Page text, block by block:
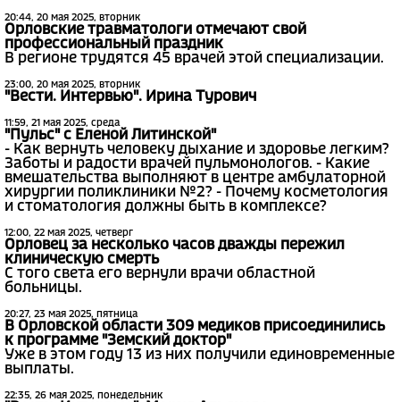
20:44, 20 мая 2025, вторник
Орловские травматологи отмечают свой
профессиональный праздник
В регионе трудятся 45 врачей этой специализации.
23:00, 20 мая 2025, вторник
"Вести. Интервью". Ирина Турович
11:59, 21 мая 2025, среда
"Пульс" с Еленой Литинской"
- Как вернуть человеку дыхание и здоровье легким?
Заботы и радости врачей пульмонологов. - Какие
вмешательства выполняют в центре амбулаторной
хирургии поликлиники №2? - Почему косметология
и стоматология должны быть в комплексе?
12:00, 22 мая 2025, четверг
Орловец за несколько часов дважды пережил
клиническую смерть
С того света его вернули врачи областной
больницы.
20:27, 23 мая 2025, пятница
В Орловской области 309 медиков присоединились
к программе "Земский доктор"
Уже в этом году 13 из них получили единовременные
выплаты.
22:35, 26 мая 2025, понедельник